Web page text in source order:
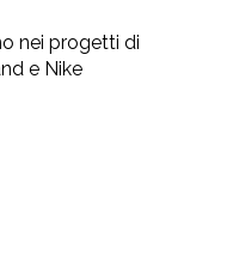
nei progetti di
e Nike